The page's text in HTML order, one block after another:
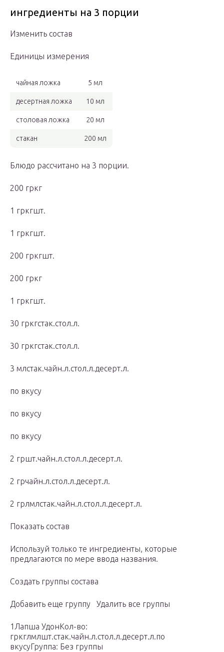
ингредиенты на 3 порции
Изменить состав
Единицы измерения
чайная ложка 5 мл
десертная ложка 10 мл
столовая ложка 20 мл
стакан 200 мл
Блюдо рассчитано на 3 порции.
200 гркг
1 гркгшт.
1 гркгшт.
200 гркгшт.
200 гркг
1 гркгшт.
30 гркгстак.стол.л.
30 гркгстак.стол.л.
3 млстак.чайн.л.стол.л.десерт.л.
по вкусу
по вкусу
по вкусу
2 гршт.чайн.л.стол.л.десерт.л.
2 грчайн.л.стол.л.десерт.л.
2 грлмлстак.чайн.л.стол.л.десерт.л.
Показать состав
Используй только те ингредиенты, которые
предлагаются по мере ввода названия.
Создать группы состава
Добавить еще группу Удалить все группы
1Лапша УдонКол-во:
гркглмлшт.стак.чайн.л.стол.л.десерт.л.по
вкусуГруппа: Без группы